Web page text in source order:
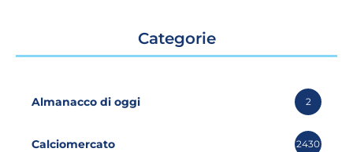
Categorie
Almanacco di oggi 2
Calciomercato 2430